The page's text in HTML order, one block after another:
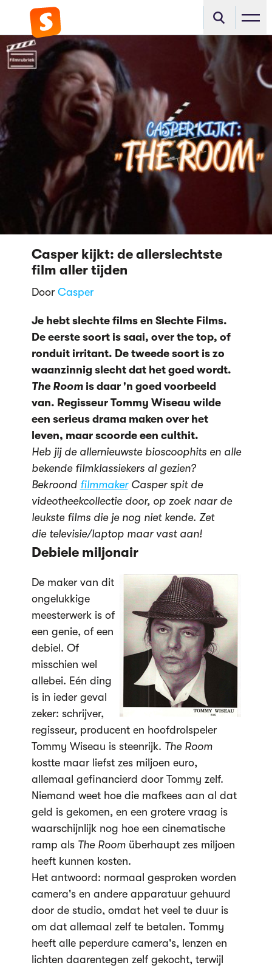
Casper kijkt: de allerslechtste
film aller tijden
Door Casper
Je hebt slechte films en Slechte Films.
De eerste soort is saai, over the top, of
ronduit irritant. De tweede soort is zo
waanzinnig slecht dat het goed wordt.
The Roomis daar 'n goed voorbeeld
van. Regisseur Tommy Wiseau wilde
een serieus drama maken over het
leven, maar scoorde een culthit.
Heb jij de allernieuwste bioscoophits en alle
bekende filmklassiekers al gezien?
Bekroond filmmakerCasper spit de
videotheekcollectie door, op zoek naar de
leukste films die je nog niet kende. Zet
die televisie/laptop maar vast aan!
Debiele miljonair
De maker van dit
ongelukkige
meesterwerk is of
een genie, of een
debiel. Of
misschien wel
allebei. Eén ding
is in ieder geval
zeker: schrijver,
regisseur, producent en hoofdrolspeler
Tommy Wiseau is steenrijk. The Room
kostte maar liefst zes miljoen euro,
allemaal gefinancierd door Tommy zelf.
Niemand weet hoe die mafkees aan al dat
geld is gekomen, en een grotere vraag is
waarschijnlijk nog hoe een cinematische
ramp als The Roomüberhaupt zes miljoen
heeft kunnen kosten.
Het antwoord: normaal gesproken worden
camera's en andere apparatuur gehuurd
door de studio, omdat het veel te duur is
om dat allemaal zelf te betalen. Tommy
heeft alle peperdure camera's, lenzen en
lichten daarentegen zelf gekocht, terwijl